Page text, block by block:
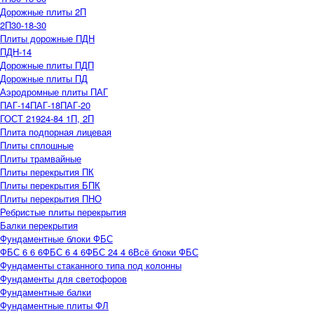
Дорожные плиты 2П
2П30-18-30
Плиты дорожные ПДН
ПДН-14
Дорожные плиты ПДП
Дорожные плиты ПД
Аэродромные плиты ПАГ
ПАГ-14ПАГ-18ПАГ-20
ГОСТ 21924-84 1П, 2П
Плита подпорная лицевая
Плиты сплошные
Плиты трамвайные
Плиты перекрытия ПК
Плиты перекрытия БПК
Плиты перекрытия ПНО
Ребристые плиты перекрытия
Балки перекрытия
Фундаментные блоки ФБС
ФБС 6 6 6ФБС 6 4 6ФБС 24 4 6Всё блоки ФБС
Фундаменты стаканного типа под колонны
Фундаменты для светофоров
Фундаментные балки
Фундаментные плиты ФЛ